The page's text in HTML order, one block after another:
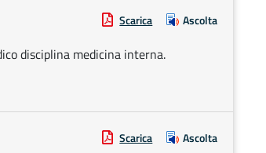
Scarica Ascolta
disciplina medicina interna.
Scarica Ascolta